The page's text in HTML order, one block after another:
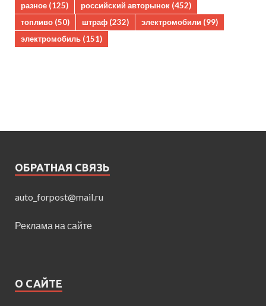
разное (125) российский авторынок (452)
топливо (50) штраф (232) электромобили (99)
электромобиль (151)
ОБРАТНАЯ СВЯЗЬ
auto_forpost@mail.ru
Реклама на сайте
О САЙТЕ